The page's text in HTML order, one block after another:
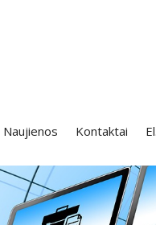
Naujienos Kontaktai